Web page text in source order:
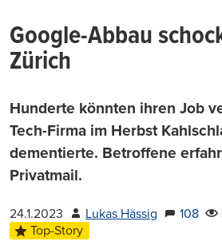
Google-Abbau
Zürich
Hunderte könnten ihren Job
Tech-Firma im Herbst
dementierte. Betroffene
Privatmail.
24.1.2023 Lukas Hässig 108
Top-Story